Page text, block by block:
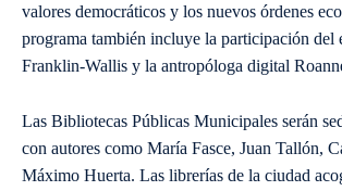
valores democráticos y los nuevos órdenes
programa también incluye la participación del
Franklin-Wallis y la antropóloga digital
Las Bibliotecas Públicas Municipales serán
con autores como María Fasce, Juan Tallón,
Máximo Huerta. Las librerías de la ciudad